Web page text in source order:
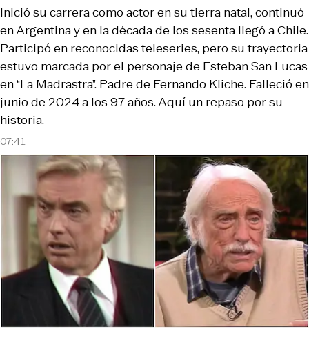
07:41
Inició su carrera como actor en su tierra natal, continuó
en Argentina y en la década de los sesenta llegó a Chile.
Participó en reconocidas teleseries, pero su trayectoria
estuvo marcada por el personaje de Esteban San Lucas
en “La Madrastra”. Padre de Fernando Kliche. Falleció en
junio de 2024 a los 97 años. Aquí un repaso por su
historia.